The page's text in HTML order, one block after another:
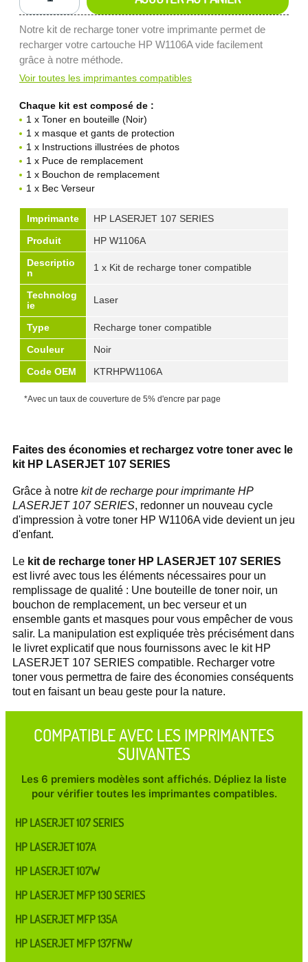
Notre kit de recharge toner votre imprimante permet de
recharger votre cartouche HP W1106A vide facilement
grâce à notre méthode.
Voir toutes les imprimantes compatibles
Chaque kit est composé de :
1 x Toner en bouteille (Noir)
1 x masque et gants de protection
1 x Instructions illustrées de photos
1 x Puce de remplacement
1 x Bouchon de remplacement
1 x Bec Verseur
Imprimante
HP LASERJET 107 SERIES
Produit
HP W1106A
Descriptio
n
1 x Kit de recharge toner compatible
Technolog
ie
Laser
Type
Recharge toner compatible
Couleur
Noir
Code OEM
KTRHPW1106A
*Avec un taux de couverture de 5% d'encre par page
Faites des économies et rechargez votre toner avec le
kit HP LASERJET 107 SERIES
Grâce à notre kit de recharge pour imprimante HP
LASERJET 107 SERIES, redonner un nouveau cycle
d'impression à votre toner HP W1106A vide devient un jeu
d'enfant.
Le kit de recharge toner HP LASERJET 107 SERIES
est livré avec tous les éléments nécessaires pour un
remplissage de qualité : Une bouteille de toner noir, un
bouchon de remplacement, un bec verseur et un
ensemble gants et masques pour vous empêcher de vous
salir. La manipulation est expliquée très précisément dans
le livret explicatif que nous fournissons avec le kit HP
LASERJET 107 SERIES compatible. Recharger votre
toner vous permettra de faire des économies conséquents
tout en faisant un beau geste pour la nature.
COMPATIBLE AVEC LES IMPRIMANTES
SUIVANTES
Les 6 premiers modèles sont affichés. Dépliez la liste
pour vérifier toutes les imprimantes compatibles.
HP LASERJET 107 SERIES
HP LASERJET 107A
HP LASERJET 107W
HP LASERJET MFP 130 SERIES
HP LASERJET MFP 135A
HP LASERJET MFP 137FNW